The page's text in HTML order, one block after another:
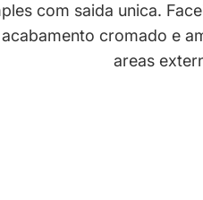
com saida unica.
cromado e
areas